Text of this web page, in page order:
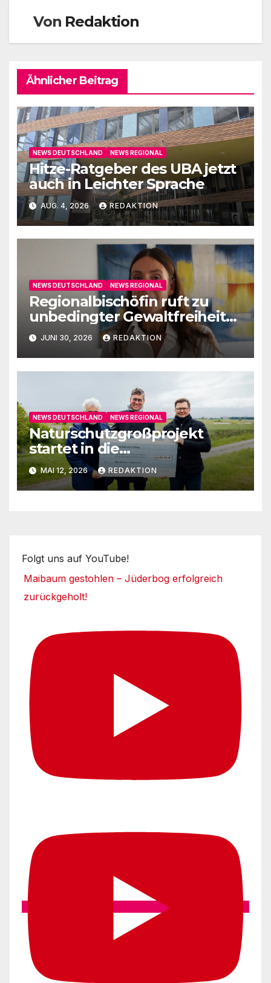
Von Redaktion
Ähnlicher Beitrag
NEWS DEUTSCHLAND NEWS REGIONAL
Hitze-Ratgeber des UBA jetzt
auch in Leichter Sprache
AUG. 4, 2026 REDAKTION
NEWS DEUTSCHLAND NEWS REGIONAL
Regionalbischöfin ruft zu
unbedingter Gewaltfreiheit
aufJUNI 30, 2026 REDAKTION
NEWS DEUTSCHLAND NEWS REGIONAL
Naturschutzgroßprojekt
startet in die
Umsetzungsphase
MAI 12, 2026 REDAKTION
Folgt uns auf YouTube!
Maibaum gestohlen – Jüderbog erfolgreich
zurückgeholt!